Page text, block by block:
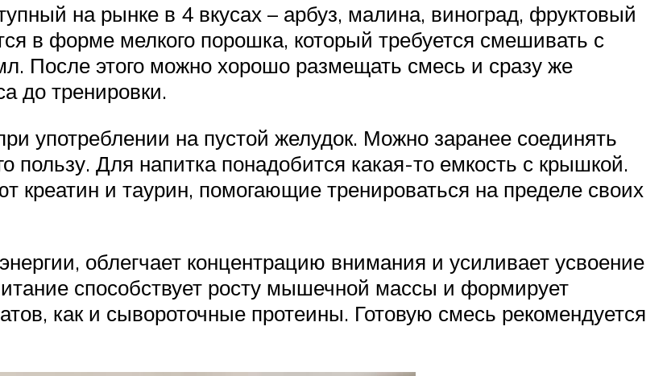
на рынке в 4 вкусах – арбуз, малина, виноград, фруктовый
в форме мелкого порошка, который требуется смешивать с
После этого можно хорошо размещать смесь и сразу же
до тренировки.
употреблении на пустой желудок. Можно заранее соединять
пользу. Для напитка понадобится какая-то емкость с крышкой.
и таурин, помогающие тренироваться на пределе своих
облегчает концентрацию внимания и усиливает усвоение
способствует росту мышечной массы и формирует
как и сывороточные протеины. Готовую смесь рекомендуется